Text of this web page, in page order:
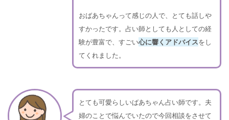
おばあちゃんって感じの人で、とても話しや
すかったです。占い師としても人としての経
験が豊富で、すごい心に響くアドバイスをし
てくれました。
とても可愛らしいばあちゃん占い師です。夫
婦のことで悩んでいたので今回相談をさせて